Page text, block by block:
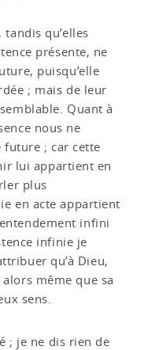
tandis qu’elles
présente, ne
puisqu’elle
; mais de leur
Quant à
nous ne
future ; car cette
lui appartient en
plus
en acte appartient
infini
infinie je
qu’à Dieu,
même que sa
sens.
; je ne dis rien de